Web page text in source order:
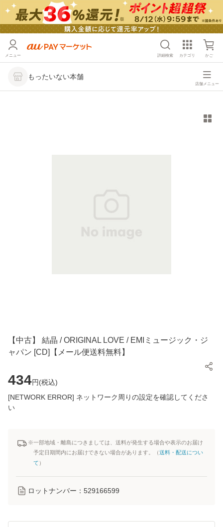
メニュー 詳細検索 カテゴリ かご
もったいない本舗
店舗メニュー
【中古】 結晶 / ORIGINAL LOVE / EMIミュージック・ジ
ャパン [CD]【メール便送料無料】
434円(税込)
[NETWORK ERROR] ネットワーク周りの設定を確認してくださ
い
※一部地域・離島につきましては、送料が発生する場合や表示のお届け
予定日期間内にお届けできない場合があります。（送料・配送につい
て ）
ロットナンバー： 529166599